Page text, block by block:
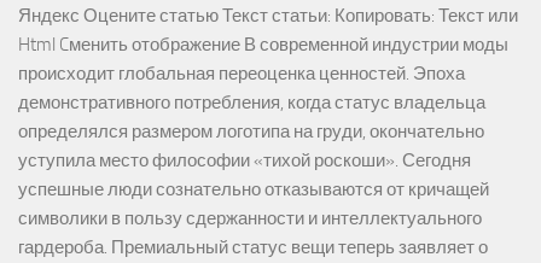
Яндекс Оцените статью Текст статьи: Копировать: Текст или
Html Cменить отображение В современной индустрии моды
происходит глобальная переоценка ценностей. Эпоха
демонстративного потребления, когда статус владельца
определялся размером логотипа на груди, окончательно
уступила место философии «тихой роскоши». Сегодня
успешные люди сознательно отказываются от кричащей
символики в пользу сдержанности и интеллектуального
гардероба. Премиальный статус вещи теперь заявляет о